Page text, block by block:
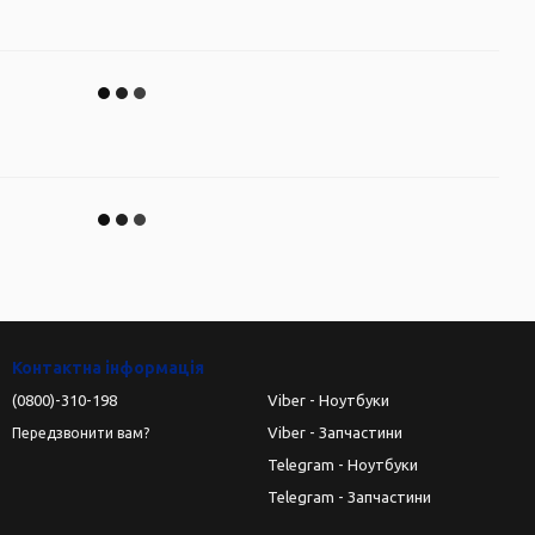
Контактна інформація
(0800)-310-198
Передзвонити вам?
Viber - Ноутбуки
Viber - Запчастини
Telegram - Ноутбуки
Telegram - Запчастини